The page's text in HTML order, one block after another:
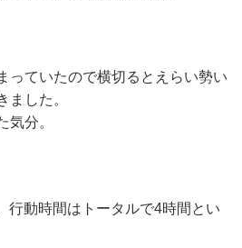
っていたので横切るとえらい勢い
ました。
気分。
行動時間はトータルで4時間とい